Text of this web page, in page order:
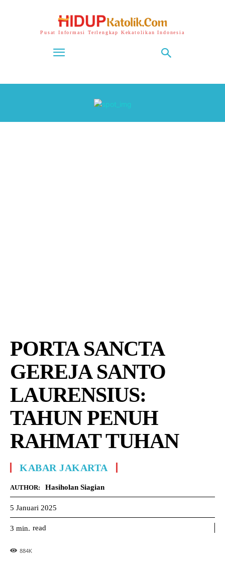
Pusat Informasi Terlengkap Kekatolikan Indonesia
PORTA SANCTA
GEREJA SANTO
LAURENSIUS:
TAHUN PENUH
RAHMAT TUHAN
KABAR JAKARTA
AUTHOR: Hasiholan Siagian
5 Januari 2025
3 min. read
884K